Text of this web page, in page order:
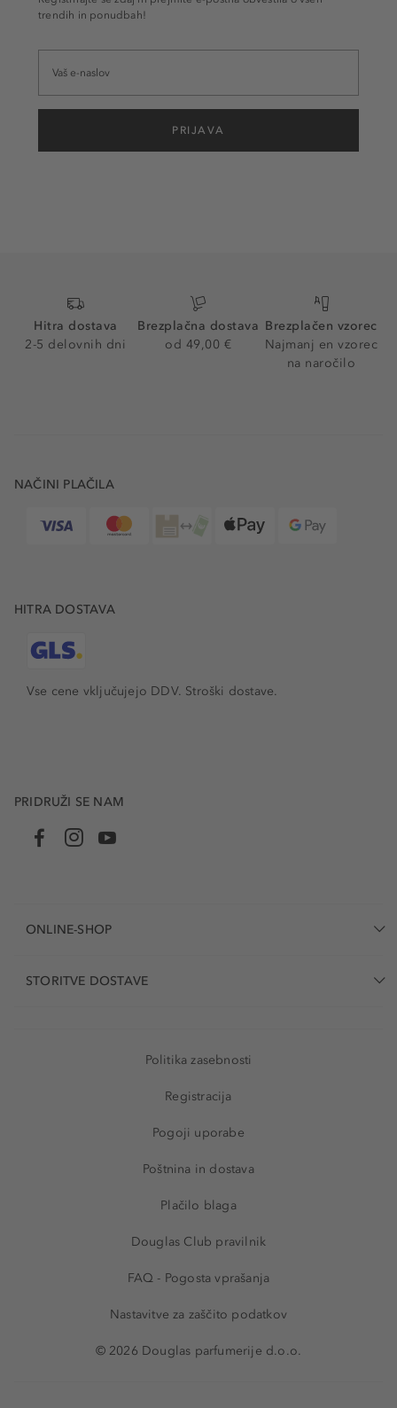
trendih in ponudbah!
PRIJAVA
Hitra dostava
2-5 delovnih dni
Brezplačna dostava
od 49,00 €
Brezplačen vzorec
Najmanj en vzorec
na naročilo
NAČINI PLAČILA
HITRA DOSTAVA
Vse cene vključujejo DDV. Stroški dostave.
PRIDRUŽI SE NAM
ONLINE-SHOP
STORITVE DOSTAVE
Politika zasebnosti
Registracija
Pogoji uporabe
Poštnina in dostava
Plačilo blaga
Douglas Club pravilnik
FAQ - Pogosta vprašanja
Nastavitve za zaščito podatkov
© 2026 Douglas parfumerije d.o.o.